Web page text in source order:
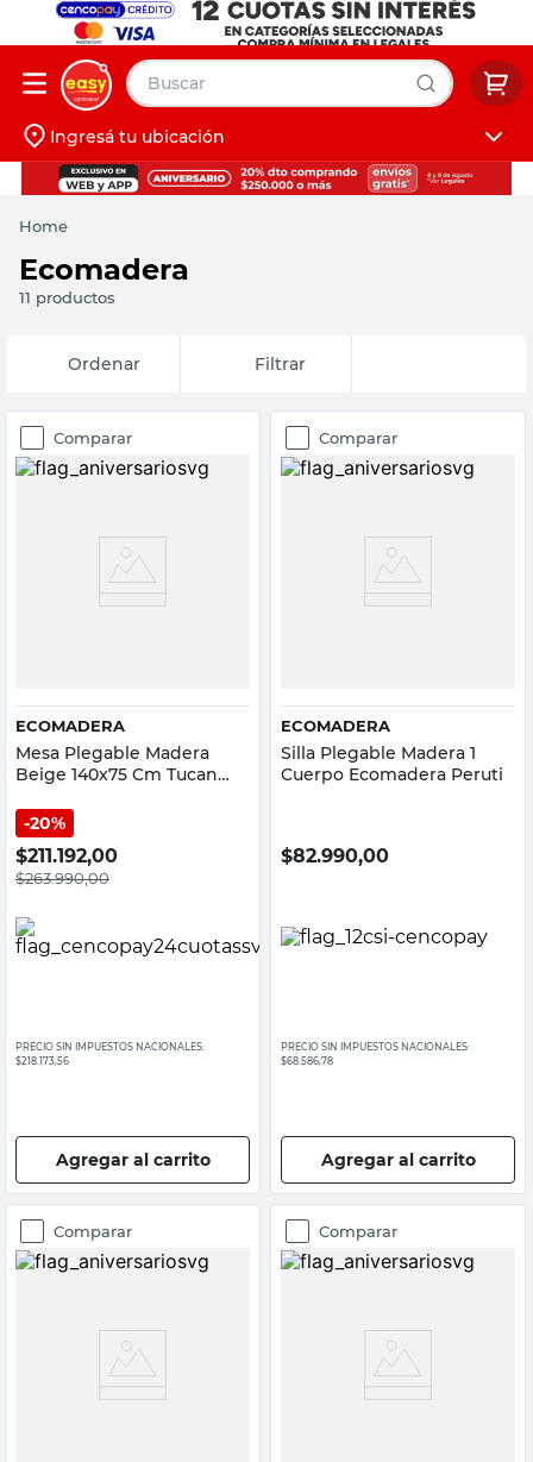
Buscar
Iniciá sesión
Ingresá tu ubicación
Home
Ecomadera
11 productos
Fecha de
release
Filtrar
Comparar
ECOMADERA
Mesa Plegable Madera
Beige 140x75 Cm Tucan
20%
$211.192,00
$263.990,00
PRECIO SIN IMPUESTOS NACIONALES:
$218.173,56
Agregar al carrito
Comparar
ECOMADERA
Silla Plegable Madera 1
Cuerpo Ecomadera Peruti
$82.990,00
PRECIO SIN IMPUESTOS NACIONALES:
$68.586,78
Agregar al carrito
Comparar Comparar
muebles
pintura
escritorio
puertas